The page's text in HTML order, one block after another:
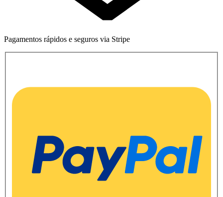
Pagamentos rápidos e seguros via Stripe